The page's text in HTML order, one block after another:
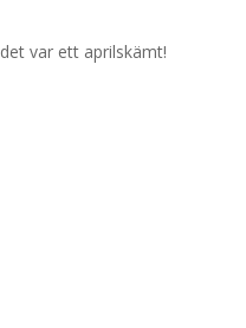
var ett aprilskämt!